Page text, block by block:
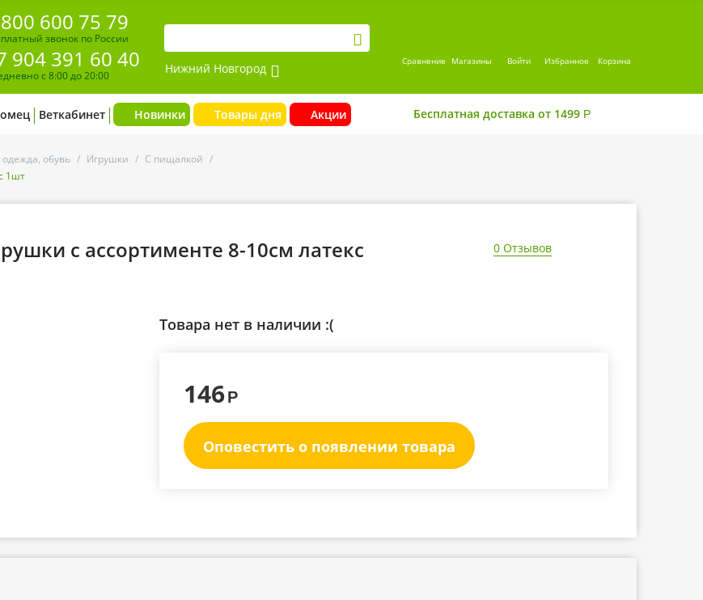
600 75 79
звонок по России
904 391 60 40
с 8:00 до 20:00 Нижний Новгород Сравнение Магазины Войти Избранное Корзина
Веткабинет Новинки Товары дня Акции Бесплатная доставка от 1499 Р
обувь / Игрушки / С пищалкой /
1шт
с ассортименте 8-10см латекс
0 Отзывов
Товара нет в наличии :(
146Р
Оповестить о появлении товара